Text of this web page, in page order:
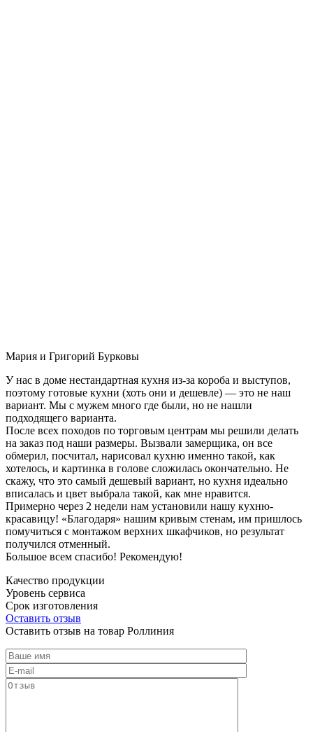
Мария и Григорий Бурковы
У нас в доме нестандартная кухня из-за короба и выступов,
поэтому готовые кухни (хоть они и дешевле) — это не наш
вариант. Мы с мужем много где были, но не нашли
подходящего варианта.
После всех походов по торговым центрам мы решили делать
на заказ под наши размеры. Вызвали замерщика, он все
обмерил, посчитал, нарисовал кухню именно такой, как
хотелось, и картинка в голове сложилась окончательно. Не
скажу, что это самый дешевый вариант, но кухня идеально
вписалась и цвет выбрала такой, как мне нравится.
Примерно через 2 недели нам установили нашу кухню-
красавицу! «Благодаря» нашим кривым стенам, им пришлось
помучиться с монтажом верхних шкафчиков, но результат
получился отменный.
Большое всем спасибо! Рекомендую!
Качество продукции
Уровень сервиса
Срок изготовления
Оставить отзыв
Оставить отзыв на товар Роллиния